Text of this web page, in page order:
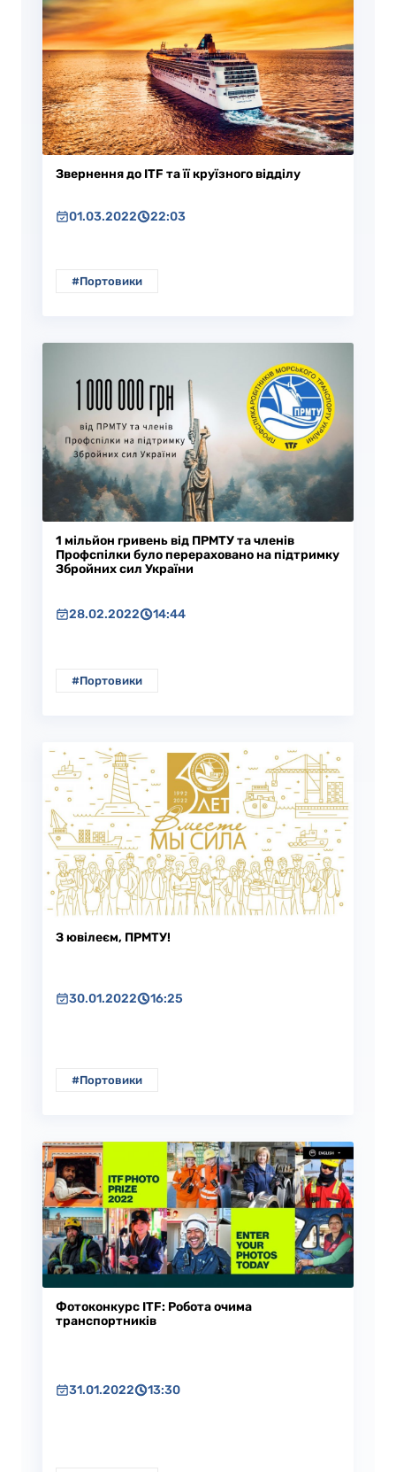
Звернення до ITF та її круїзного відділу
01.03.2022 22:03
#Портовики
1 мільйон гривень від ПРМТУ та членів
Профспілки було перераховано на підтримку
Збройних сил України
28.02.2022 14:44
#Портовики
З ювілеєм, ПРМТУ!
30.01.2022 16:25
#Портовики
Фотоконкурс ITF: Робота очима
транспортників
31.01.2022 13:30